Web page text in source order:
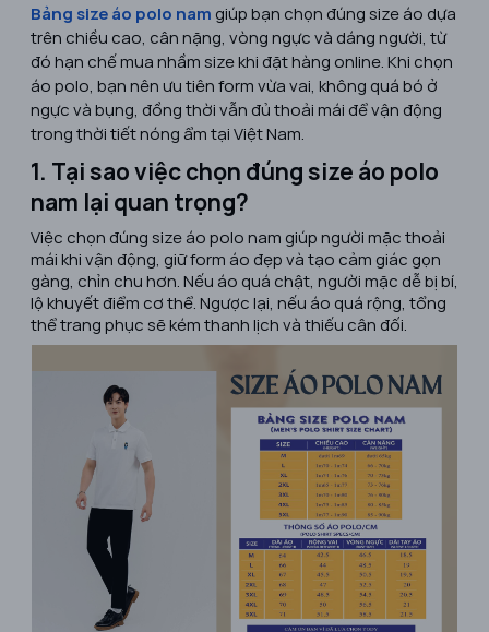
Bảng size áo polo nam giúp bạn chọn đúng size áo dựa
trên chiều cao, cân nặng, vòng ngực và dáng người, từ
đó hạn chế mua nhầm size khi đặt hàng online. Khi chọn
áo polo, bạn nên ưu tiên form vừa vai, không quá bó ở
ngực và bụng, đồng thời vẫn đủ thoải mái để vận động
trong thời tiết nóng ẩm tại Việt Nam.
1. Tại sao việc chọn đúng size áo polo
nam lại quan trọng?
Việc chọn đúng size áo polo nam giúp người mặc thoải
mái khi vận động, giữ form áo đẹp và tạo cảm giác gọn
gàng, chỉn chu hơn. Nếu áo quá chật, người mặc dễ bị bí,
lộ khuyết điểm cơ thể. Ngược lại, nếu áo quá rộng, tổng
thể trang phục sẽ kém thanh lịch và thiếu cân đối.